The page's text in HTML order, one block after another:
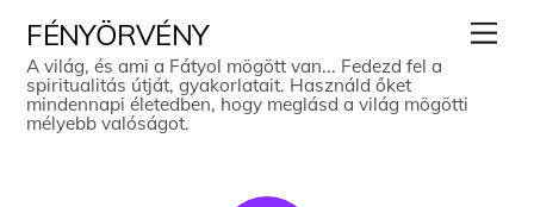
content
FÉNYÖRVÉNY
A világ, és ami a Fátyol mögött van... Fedezd fel a
spiritualitás útját, gyakorlatait. Használd őket
mindennapi életedben, hogy meglásd a világ mögötti
mélyebb valóságot.